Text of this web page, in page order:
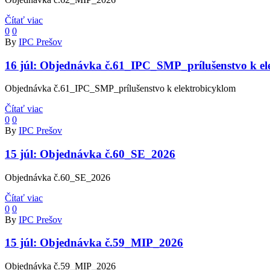
Čítať viac
0 0
By IPC Prešov
16 júl: Objednávka č.61_IPC_SMP_prílušenstvo k
Objednávka č.61_IPC_SMP_prílušenstvo k elektrobicyklom
Čítať viac
0 0
By IPC Prešov
15 júl: Objednávka č.60_SE_2026
Objednávka č.60_SE_2026
Čítať viac
0 0
By IPC Prešov
15 júl: Objednávka č.59_MIP_2026
Objednávka č.59_MIP_2026